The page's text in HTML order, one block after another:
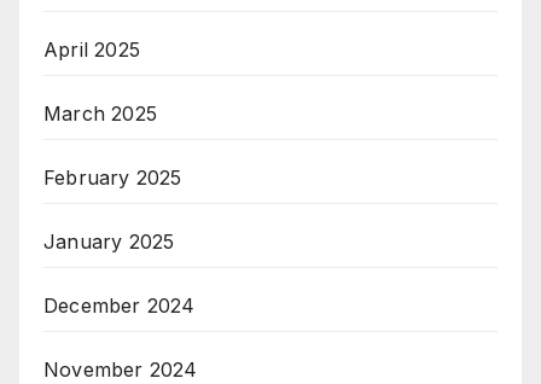
April 2025
March 2025
February 2025
January 2025
December 2024
November 2024